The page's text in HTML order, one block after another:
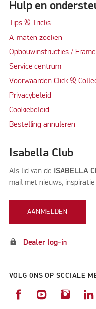
Hulp en
Tips & Tricks
A-maten zoeken
Opbouwinstructies /
Service centrum
Voorwaarden Click &
Privacybeleid
Cookiebeleid
Bestelling annuleren
Isabella Club
Als lid van de ISABELLA
mail met nieuws,
AANMELDEN
lock Dealer log-in
VOLG ONS OP SOCIALE